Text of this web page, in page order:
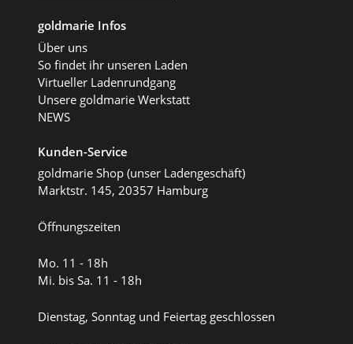
goldmarie Infos
Über uns
So findet ihr unseren Laden
Virtueller Ladenrundgang
Unsere goldmarie Werkstatt
NEWS
Kunden-Service
goldmarie Shop (unser Ladengeschäft)
Marktstr. 145, 20357 Hamburg
Öffnungszeiten
Mo. 11 - 18h
Mi. bis Sa. 11 - 18h
Dienstag, Sonntag und Feiertag geschlossen